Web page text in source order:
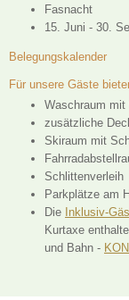
Fasnacht
15. Juni - 30.
Belegungskalender
Für unsere Gäste
Waschraum mit
zusätzliche
Skiraum mit
Schlittenverleih
Parkplätze am
Die Inklusiv-
Kurtaxe
und Bahn -